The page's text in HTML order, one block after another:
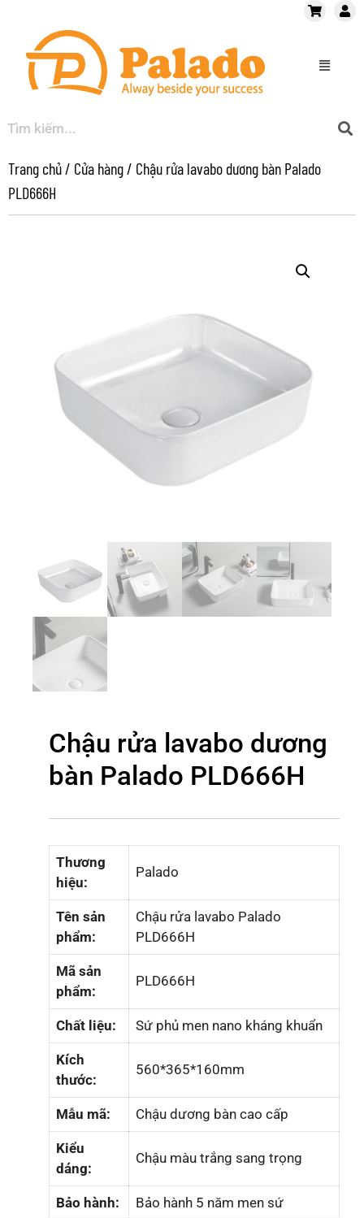
Trang chủ/ Cửa hàng/ Chậu rửa lavabo dương bàn Palado
PLD666H
Chậu rửa lavabo dương
bàn Palado PLD666H
Thương
hiệu:
Palado
Tên sản
phẩm:
Chậu rửa lavabo Palado
PLD666H
Mã sản
phẩm:
PLD666H
Chất liệu: Sứ phủ men nano kháng khuẩn
Kích
thước:
560*365*160mm
Mẫu mã: Chậu dương bàn cao cấp
Kiểu
dáng:
Chậu màu trắng sang trọng
Bảo hành: Bảo hành 5 năm men sứ